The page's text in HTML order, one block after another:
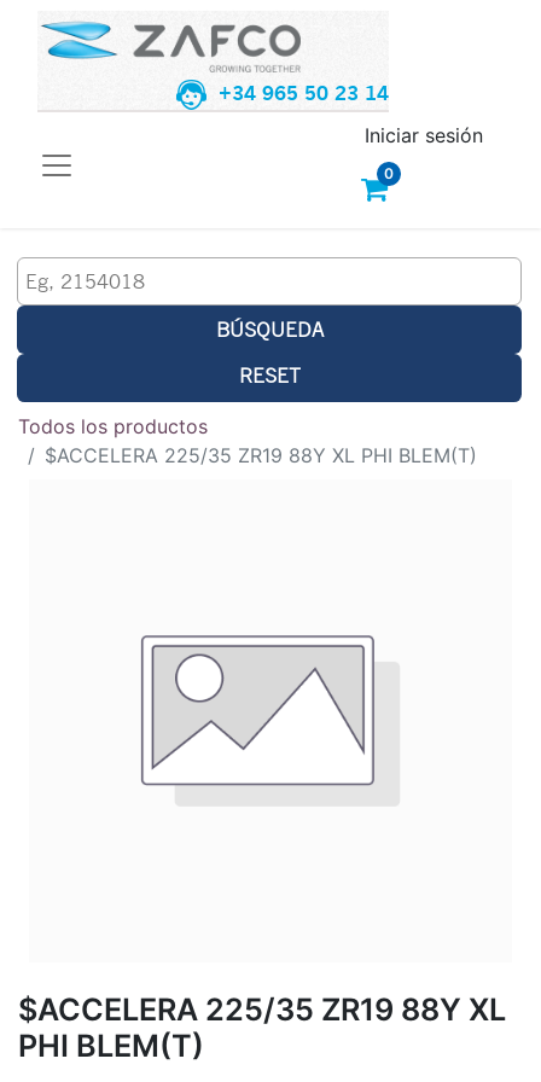
+34 965 50 23 14
0
Iniciar sesión
BÚSQUEDA
RESET
Todos los productos
$ACCELERA 225/35 ZR19 88Y XL PHI BLEM(T)
$ACCELERA 225/35 ZR19 88Y XL
PHI BLEM(T)